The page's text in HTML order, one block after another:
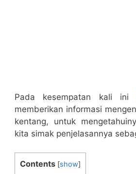
Pada kesempatan kali ini
memberikan informasi
kentang, untuk
kita simak penjelasannya
Contents [show]